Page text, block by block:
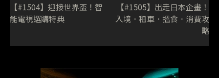
【#1504】迎接世界盃！智
能電視選購特典
【#1505】出走日本企畫！
入境．租車．搵食．消費攻
略